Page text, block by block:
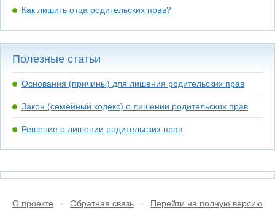
Как лишить отца родительских прав?
Полезные статьи
Основания (причины) для лишения родительских прав
Закон (семейный кодекс) о лишении родительских прав
Решение о лишении родительских прав
О проекте • Обратная связь • Перейти на полную версию